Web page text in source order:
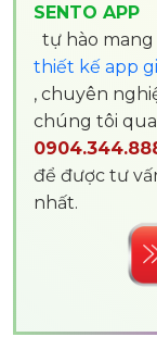
SENTO APP
tự hào
thiết kế app
, chuyên
chúng tôi
để được tư
nhất.